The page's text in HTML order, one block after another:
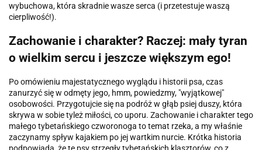
wybuchowa, która skradnie wasze serca (i przetestuje waszą
cierpliwość!).
Zachowanie i charakter? Raczej: mały tyran
o wielkim sercu i jeszcze większym ego!
Po omówieniu majestatycznego wyglądu i historii psa, czas
zanurzyć się w odmęty jego, hmm, powiedzmy, "wyjątkowej"
osobowości. Przygotujcie się na podróż w głąb psiej duszy, która
skrywa w sobie tyleż miłości, co uporu. Zachowanie i charakter tego
małego tybetańskiego czworonoga to temat rzeka, a my właśnie
zaczynamy spływ kajakiem po jej wartkim nurcie. Krótka historia